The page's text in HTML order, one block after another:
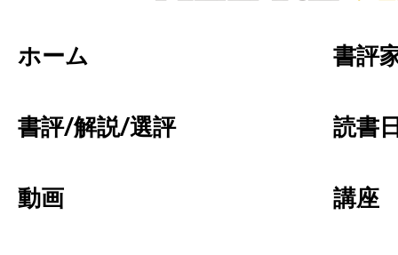
ホーム 書評
書評/解説/選評 読書
動画 講座